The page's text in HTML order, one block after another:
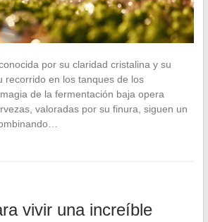
por su claridad cristalina y su
recorrido en los tanques de los
de la fermentación baja opera
valoradas por su finura, siguen un
vivir una increíble